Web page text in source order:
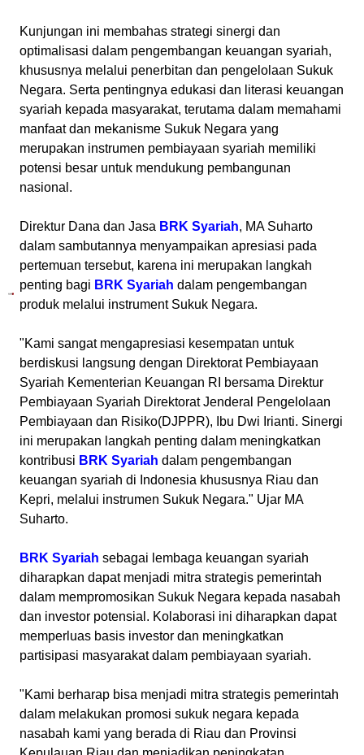
Kunjungan ini membahas strategi sinergi dan
optimalisasi dalam pengembangan keuangan syariah,
khususnya melalui penerbitan dan pengelolaan Sukuk
Negara. Serta pentingnya edukasi dan literasi keuangan
syariah kepada masyarakat, terutama dalam memahami
manfaat dan mekanisme Sukuk Negara yang
merupakan instrumen pembiayaan syariah memiliki
potensi besar untuk mendukung pembangunan
nasional.
Direktur Dana dan Jasa BRK Syariah, MA Suharto
dalam sambutannya menyampaikan apresiasi pada
pertemuan tersebut, karena ini merupakan langkah
penting bagi BRK Syariah dalam pengembangan
produk melalui instrument Sukuk Negara.
"Kami sangat mengapresiasi kesempatan untuk
berdiskusi langsung dengan Direktorat Pembiayaan
Syariah Kementerian Keuangan RI bersama Direktur
Pembiayaan Syariah Direktorat Jenderal Pengelolaan
Pembiayaan dan Risiko(DJPPR), Ibu Dwi Irianti. Sinergi
ini merupakan langkah penting dalam meningkatkan
kontribusi BRK Syariah dalam pengembangan
keuangan syariah di Indonesia khususnya Riau dan
Kepri, melalui instrumen Sukuk Negara." Ujar MA
Suharto.
BRK Syariah sebagai lembaga keuangan syariah
diharapkan dapat menjadi mitra strategis pemerintah
dalam mempromosikan Sukuk Negara kepada nasabah
dan investor potensial. Kolaborasi ini diharapkan dapat
memperluas basis investor dan meningkatkan
partisipasi masyarakat dalam pembiayaan syariah.
"Kami berharap bisa menjadi mitra strategis pemerintah
dalam melakukan promosi sukuk negara kepada
nasabah kami yang berada di Riau dan Provinsi